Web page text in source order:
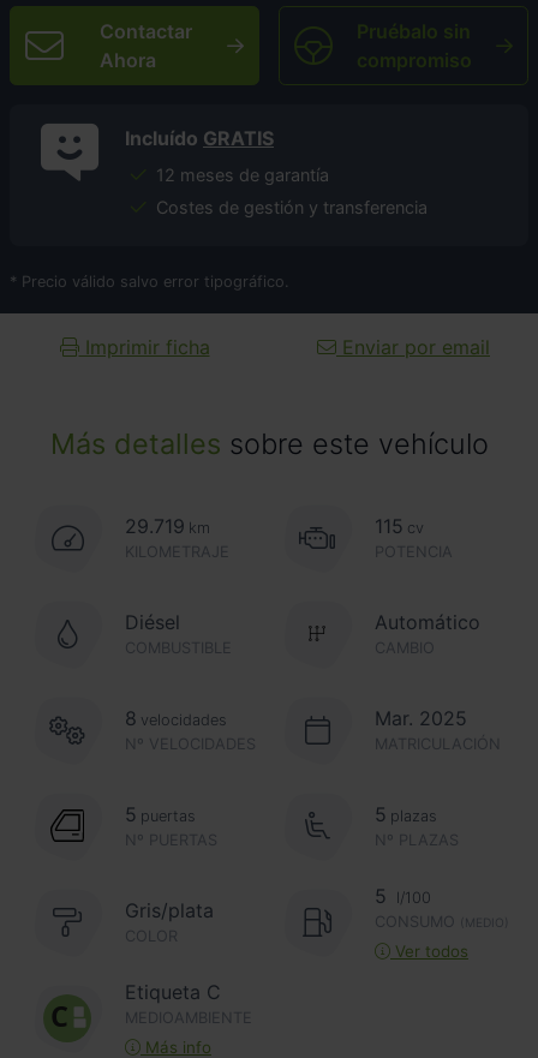
Más detalles sobre este vehículo
29.719 km
KILOMETRAJE
115 cv
POTENCIA
Diésel
COMBUSTIBLE CAMBIO
Automático
Nº VELOCIDADES
8 velocidades Mar. 2025
MATRICULACIÓN
Nº PUERTAS
5 puertas
Nº PLAZAS
5 plazas
Gris/plata
COLOR
5
l/100
CONSUMO
(MEDIO)
Ver todos
Etiqueta C
MEDIOAMBIENTE
Más info
Contactar
Ahora
Pruébalo sin
compromiso
Incluído GRATIS
12 meses de garantía
Costes de gestión y transferencia
* Precio válido salvo error tipográfico.
Imprimir ficha Enviar por email